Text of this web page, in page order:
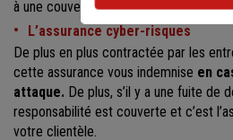
à une couverture plus large, comme
L’assurance cyber-risques
De plus en plus contractée par les
cette assurance vous indemnise en
attaque. De plus, s’il y a une fuite de
responsabilité est couverte et c’est
votre clientèle.